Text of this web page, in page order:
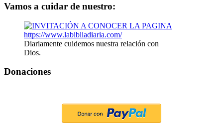
Vamos a cuidar de nuestro:
Diariamente cuidemos nuestra relación con
Dios.
Donaciones